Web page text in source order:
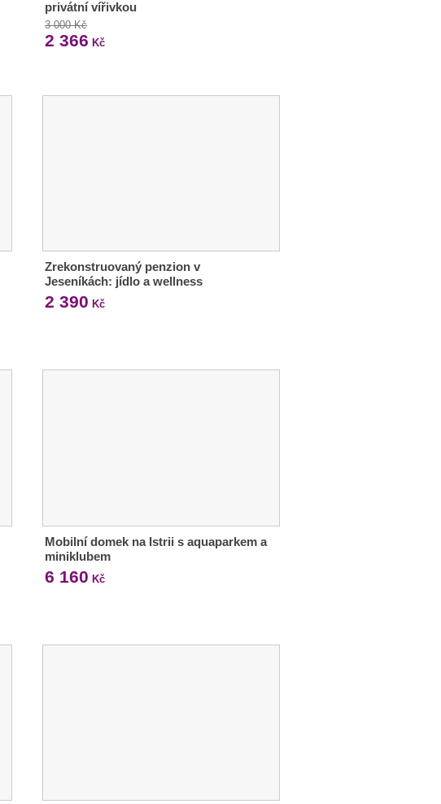
privátní vířivkou
3 000 Kč
2 366 Kč
Zrekonstruovaný penzion v
Jeseníkách: jídlo a wellness
2 390 Kč
Mobilní domek na Istrii s aquaparkem a
miniklubem
6 160 Kč